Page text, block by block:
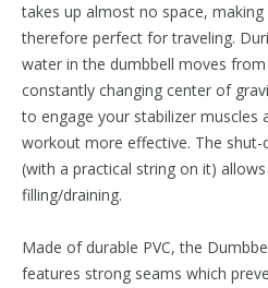
takes up almost no space,
therefore perfect for traveling.
water in the dumbbell moves
constantly changing center of
to engage your stabilizer muscles
workout more effective. The shut-
(with a practical string on it)
filling/draining.
Made of durable PVC, the
features strong seams which